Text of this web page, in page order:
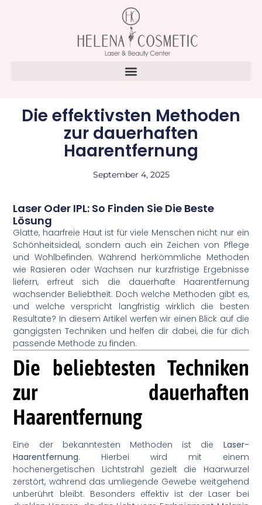
Die effektivsten Methoden
zur dauerhaften
Haarentfernung
September 4, 2025
Laser Oder IPL: So Finden Sie Die Beste
Lösung
Glatte, haarfreie Haut ist für viele Menschen nicht nur ein
Schönheitsideal, sondern auch ein Zeichen von Pflege
und Wohlbefinden. Während herkömmliche Methoden
wie Rasieren oder Wachsen nur kurzfristige Ergebnisse
liefern, erfreut sich die dauerhafte Haarentfernung
wachsender Beliebtheit. Doch welche Methoden gibt es,
und welche verspricht langfristig wirklich die besten
Resultate? In diesem Artikel werfen wir einen Blick auf die
gängigsten Techniken und helfen dir dabei, die für dich
passende Methode zu finden.
Die beliebtesten Techniken
zur dauerhaften
Haarentfernung
Eine der bekanntesten Methoden ist die Laser-
Haarentfernung. Hierbei wird mit einem
hochenergetischen Lichtstrahl gezielt die Haarwurzel
zerstört, während das umliegende Gewebe weitgehend
unberührt bleibt. Besonders effektiv ist der Laser bei